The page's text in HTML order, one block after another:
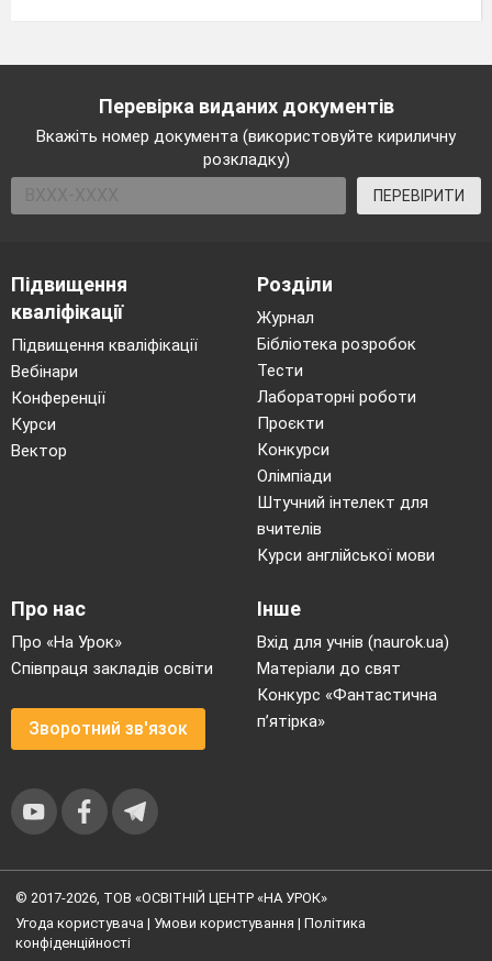
Перевірка виданих документів
Вкажіть номер документа (використовуйте кириличну
розкладку)
ПЕРЕВІРИТИ
Підвищення
кваліфікації
Підвищення кваліфікації
Вебінари
Конференції
Курси
Вектор
Розділи
Журнал
Бібліотека розробок
Тести
Лабораторні роботи
Проєкти
Конкурси
Олімпіади
Штучний інтелект для
вчителів
Курси англійської мови
Про нас
Про «На Урок»
Співпраця закладів освіти
Зворотний зв'язок
Інше
Вхід для учнів (naurok.ua)
Матеріали до свят
Конкурс «Фантастична
п’ятірка»
© 2017-2026, ТОВ «ОСВІТНІЙ ЦЕНТР «НА УРОК»
Угода користувача | Умови користування | Політика
конфіденційності